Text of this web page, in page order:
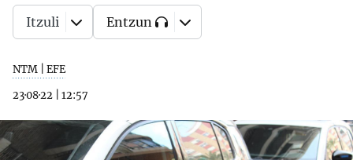
NTM | EFE
23·08·22
12:57
Itzuli Entzun